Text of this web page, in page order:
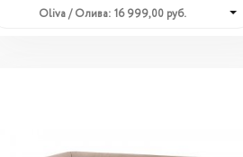
Oliva / Олива: 16 999,00 руб.